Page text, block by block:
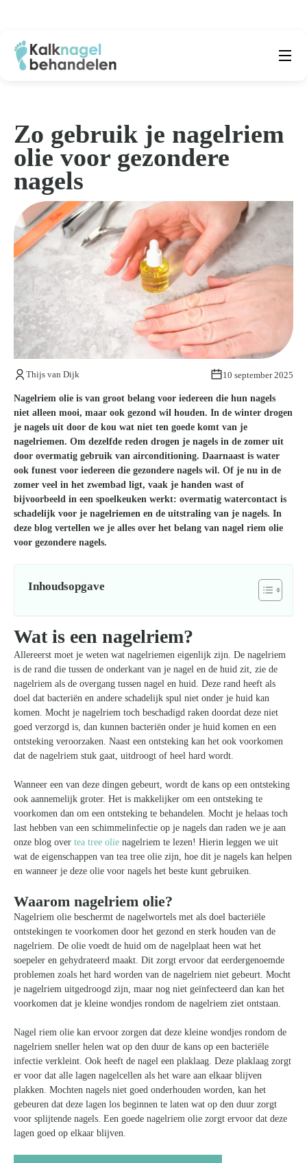
Middelen kalknagels
Reviews
Kennisbank
Over ons
Kom van je kalknagels af
Zo gebruik je nagelriem
olie voor gezondere
nagels
Thijs van Dijk 10 september 2025
Nagelriem olie is van groot belang voor iedereen die hun nagels
niet alleen mooi, maar ook gezond wil houden. In de winter drogen
je nagels uit door de kou wat niet ten goede komt van je
nagelriemen. Om dezelfde reden drogen je nagels in de zomer uit
door overmatig gebruik van airconditioning. Daarnaast is water
ook funest voor iedereen die gezondere nagels wil. Of je nu in de
zomer veel in het zwembad ligt, vaak je handen wast of
bijvoorbeeld in een spoelkeuken werkt: overmatig watercontact is
schadelijk voor je nagelriemen en de uitstraling van je nagels. In
deze blog vertellen we je alles over het belang van nagel riem olie
voor gezondere nagels.
Inhoudsopgave
Wat is een nagelriem?
Allereerst moet je weten wat nagelriemen eigenlijk zijn. De nagelriem
is de rand die tussen de onderkant van je nagel en de huid zit, zie de
nagelriem als de overgang tussen nagel en huid. Deze rand heeft als
doel dat bacteriën en andere schadelijk spul niet onder je huid kan
komen. Mocht je nagelriem toch beschadigd raken doordat deze niet
goed verzorgd is, dan kunnen bacteriën onder je huid komen en een
ontsteking veroorzaken. Naast een ontsteking kan het ook voorkomen
dat de nagelriem stuk gaat, uitdroogt of heel hard wordt.
Wanneer een van deze dingen gebeurt, wordt de kans op een ontsteking
ook aannemelijk groter. Het is makkelijker om een ontsteking te
voorkomen dan om een ontsteking te behandelen. Mocht je helaas toch
last hebben van een schimmelinfectie op je nagels dan raden we je aan
onze blog over tea tree olie nagelriem te lezen! Hierin leggen we uit
wat de eigenschappen van tea tree olie zijn, hoe dit je nagels kan helpen
en wanneer je deze olie voor nagels het beste kunt gebruiken.
Waarom nagelriem olie?
Nagelriem olie beschermt de nagelwortels met als doel bacteriële
ontstekingen te voorkomen door het gezond en sterk houden van de
nagelriem. De olie voedt de huid om de nagelplaat heen wat het
soepeler en gehydrateerd maakt. Dit zorgt ervoor dat eerdergenoemde
problemen zoals het hard worden van de nagelriem niet gebeurt. Mocht
je nagelriem uitgedroogd zijn, maar nog niet geïnfecteerd dan kan het
voorkomen dat je kleine wondjes rondom de nagelriem ziet ontstaan.
Nagel riem olie kan ervoor zorgen dat deze kleine wondjes rondom de
nagelriem sneller helen wat op den duur de kans op een bacteriële
infectie verkleint. Ook heeft de nagel een plaklaag. Deze plaklaag zorgt
er voor dat alle lagen nagelcellen als het ware aan elkaar blijven
plakken. Mochten nagels niet goed onderhouden worden, kan het
gebeuren dat deze lagen los beginnen te laten wat op den duur zorgt
voor splijtende nagels. Een goede nagelriem olie zorgt ervoor dat deze
lagen goed op elkaar blijven.